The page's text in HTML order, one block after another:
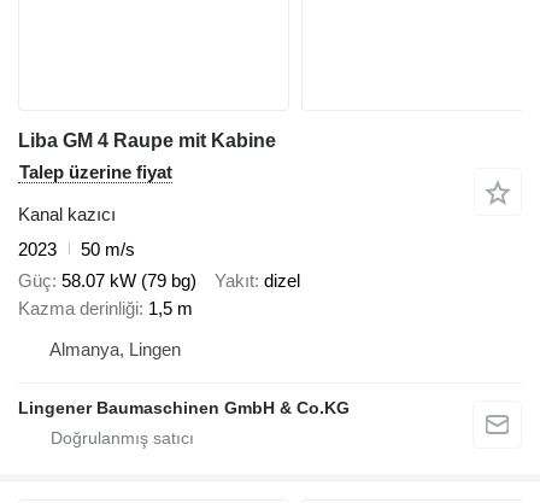
Liba GM 4 Raupe mit Kabine
Talep üzerine fiyat
Kanal kazıcı
2023
50 m/s
Güç 58.07 kW (79 bg) Yakıt dizel
Kazma derinliği 1,5 m
Almanya, Lingen
Lingener Baumaschinen GmbH & Co.KG